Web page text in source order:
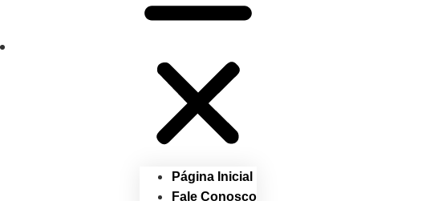
Página Inicial
Fale Conosco